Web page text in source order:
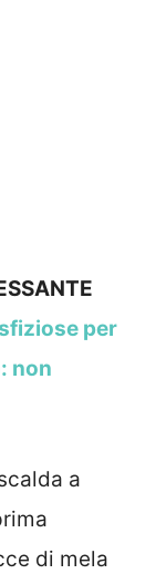
per
non
a
di mela